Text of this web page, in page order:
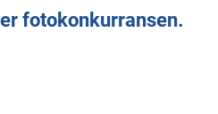
fotokonkurransen.